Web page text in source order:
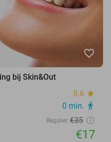
favorite_border
bij Skin&Out
8.6 star
0 min. directions_walk
Regulier €35
€17